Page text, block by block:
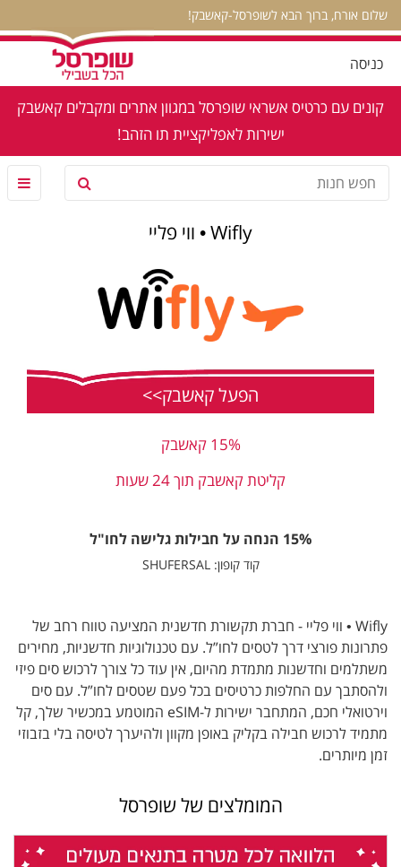
שלום אורח, ברוך הבא לשופרסל-קאשבק!
כניסה
קונים עם כרטיס אשראי שופרסל במגוון אתרים ומקבלים קאשבק
ישירות לאפליקציית תו הזהב!
Wifly • ווי פליי
הפעל קאשבק>>
15% קאשבק
קליטת קאשבק תוך 24 שעות
15% הנחה על חבילות גלישה לחו"ל
קוד קופון: SHUFERSAL
Wifly • ווי פליי - חברת תקשורת חדשנית המציעה טווח רחב של
פתרונות פורצי דרך לטסים לחו”ל. עם טכנולוגיות חדשניות, מחירים
משתלמים וחדשנות מתמדת מהיום, אין עוד כל צורך לרכוש סים פיזי
ולהסתבך עם החלפות כרטיסים בכל פעם שטסים לחו”ל. עם סים
וירטואלי חכם, המתחבר ישירות ל-eSIM המוטמע במכשיר שלך, קל
מתמיד לרכוש חבילה בקליק באופן מקוון ולהיערך לטיסה בלי בזבוזי
זמן מיותרים.
המומלצים של שופרסל